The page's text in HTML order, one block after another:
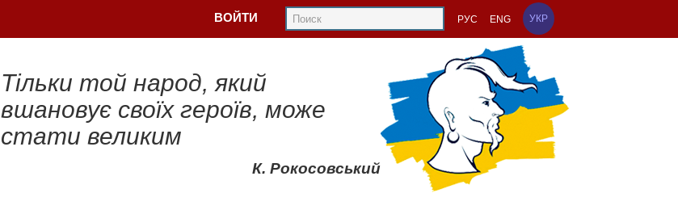
ВОЙТИ РУС ENG УКР
Тільки той народ, який
вшановує своїх героїв, може
стати великим
К. Рокосовський